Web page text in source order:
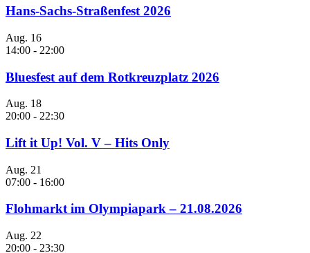
Hans-Sachs-Straßenfest 2026
Aug. 16
14:00 - 22:00
Bluesfest auf dem Rotkreuzplatz 2026
Aug. 18
20:00 - 22:30
Lift it Up! Vol. V – Hits Only
Aug. 21
07:00 - 16:00
Flohmarkt im Olympiapark – 21.08.2026
Aug. 22
20:00 - 23:30